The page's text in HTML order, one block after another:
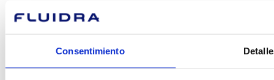
Consentimiento
¿En qué
podemos